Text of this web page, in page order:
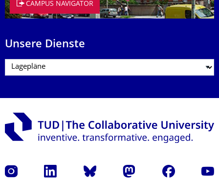
CAMPUS NAVIGATOR
Unsere Dienste
Instagram LinkedIn Bluesky Mastodon Facebook